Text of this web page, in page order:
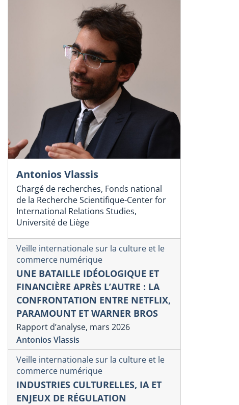
Antonios Vlassis
Chargé de recherches, Fonds national
de la Recherche Scientifique-Center for
International Relations Studies,
Université de Liège
Veille internationale sur la culture et le
commerce numérique
UNE BATAILLE IDÉOLOGIQUE ET
FINANCIÈRE APRÈS L’AUTRE : LA
CONFRONTATION ENTRE NETFLIX,
PARAMOUNT ET WARNER BROS
Rapport d’analyse, mars 2026
Antonios Vlassis
Veille internationale sur la culture et le
commerce numérique
INDUSTRIES CULTURELLES, IA ET
ENJEUX DE RÉGULATION